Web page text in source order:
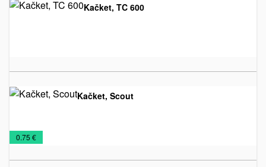
Kačket, TC 600
Kačket, Scout
Kačketi
0.75 €